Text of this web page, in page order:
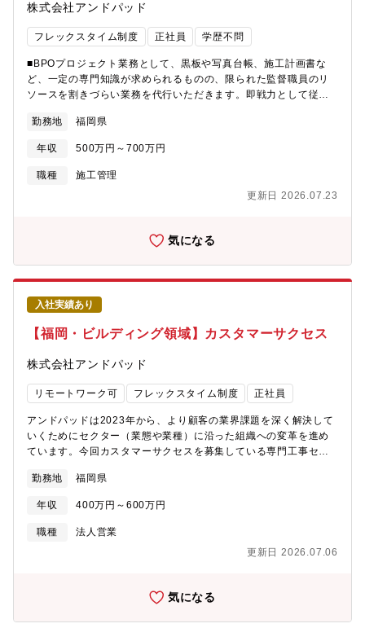
センスUP研修、はったり力UP研修、自立研修や来期の業務計画
プロジェクトなどを通してヒューマンスキルとコンセプチュアル
スキルをアップする教育にも力を入れています。40代、50代にな
株式会社アンドパッド
フレックスタイム制度 正社員 学歴不問
■BPOプロジェクト業務として、黒板や写真台帳、施工計画書な
ど、一定の専門知識が求められるものの、限られた監督職員のリ
ソースを割きづらい業務を代行いただきます。即戦力として従事
きる運用をサポートいただきます。【具体的な業務内容】・施工
管理業務（原則オンサイトでの対応業務）・現場での写真撮影や
品質検査の立会い・OJTによる新入社員の教育・育成・協力会社
様へのオンボーディング・定例会議の運営支援（資料準備や議事
表などのANDPADの設定 ほか・サービス開発・顧客ニーズの可
プリセールス/提案/戦略策定・顧客課題の特定、ソリューション提
案、勝ち筋の見極めなど・オンボーディング・運用設計、社内外
説明会・組織設計/立ち上げ/拡大・人材要件定義、採用、メンタリ
ング、人材配置など・チームメンバーのマネジメント※即戦力と
して監督業務に対応いただきながら、業務の標準化やオフサイト
業務への切り出しなどのコンサル領域についても並走いただきま
す。若手社員へのOJTや教育、協力会社でのオンボーディングを
通じて、人材育成とDX推進の底上げに貢献いただけるポジション
です。【チームについて】15名(マネージャー1名、メンバー14名)
が在籍するプロジェクト企画部の所属になります。【働き方につ
いて】現場へ赴く業務だけではなく、オンラインで業務を進める
ことも可能なポジションです。また隔週で出社日を設けて対面で
コミュニケーションをとれる機会も作っています。【魅力】・こ
れまでの現場経験を活かしながら、いままでとは違う役割で建設
産業に携われます。・１社だけの課題解決だけではなく、業界全
を動かしながらも、組織を大きくしていく仕組みづくりまで経験
無く、ご自身とチームの創意工夫で自由度高く事を創っていくこ
とが可能です。・BPO事業のコア人材として、営業、カスタマー
ます。・将来的には、リーダー～マネージャーのキャリアを築け
への拡充も検討しております。【活躍できる人物像】■"やれる
事"の積み上げではなく、ゴールからの逆算でご自身とチームの"や
るべき事"を自ら定めていける方■高い当事者意識を持ち、ミッシ
勤務地 福岡県
年収 500万円～700万円
職種
施工管理
更新日 2026.07.23
気になる
入社実績あり
【福岡・ビルディング領域】カスタマーサクセス
株式会社アンドパッド
リモートワーク可 フレックスタイム制度 正社員
アンドパッドは2023年から、より顧客の業界課題を深く解決して
いくためにセクター（業態や業種）に沿った組織への変革を進め
ています。今回カスタマーサクセスを募集している専門工事セク
に新設されました。サブコン、内装、駆体の工事、外構/エクステ
リア等の専門工事を業務として手がける顧客を担当するこの組織
は、まだ0→1の状況に近い事業フェーズであり、異なる商流が混
在する専門工事セクターならではの複雑性のあるマーケットに向
「全員でSaaSをやりきる」。自身の担当領域に関係なく、事業部
るべきことに関して日々議論し合いながら事業を立ち上げていま
す。今後のさらなる事業拡大のため、異なる商流が混在する専門
工事領域の最前線で、顧客課題に向き合い、共に事業とサービス
勤務地 福岡県
年収 400万円～600万円
職種
法人営業
更新日 2026.07.06
気になる